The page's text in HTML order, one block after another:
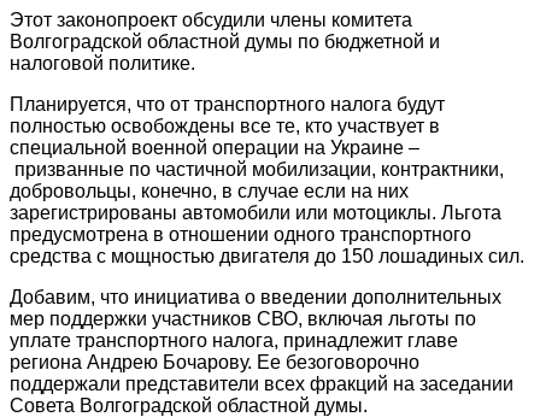
Этот законопроект обсудили члены комитета
Волгоградской областной думы по бюджетной и
налоговой политике.
Планируется, что от транспортного налога будут
полностью освобождены все те, кто участвует в
специальной военной операции на Украине –
призванные по частичной мобилизации, контрактники,
добровольцы, конечно, в случае если на них
зарегистрированы автомобили или мотоциклы. Льгота
предусмотрена в отношении одного транспортного
средства с мощностью двигателя до 150 лошадиных сил.
Добавим, что инициатива о введении дополнительных
мер поддержки участников СВО, включая льготы по
уплате транспортного налога, принадлежит главе
региона Андрею Бочарову. Ее безоговорочно
поддержали представители всех фракций на заседании
Совета Волгоградской областной думы.